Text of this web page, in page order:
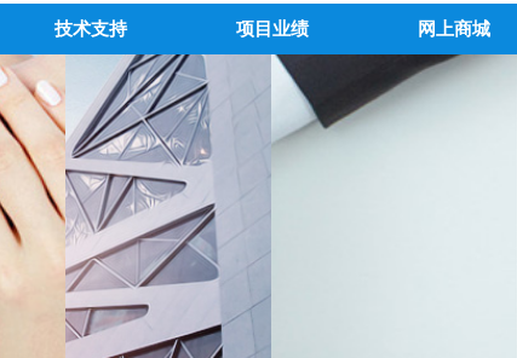
技术支持 项目业绩 网上商城